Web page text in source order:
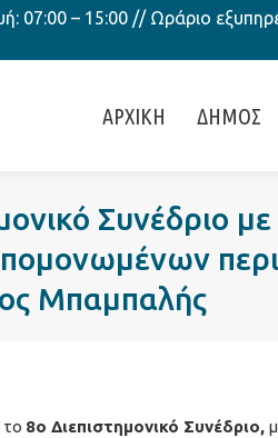
07:00 – 15:00 // Ωράριο
ΑΡΧΙΚΗ ΔΗΜΟΣ
Μπαμπαλής
το 8ο Διεπιστημονικό Συνέδριο,